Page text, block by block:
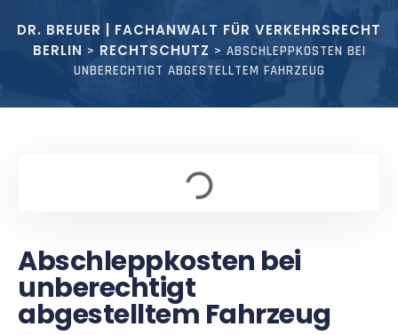
DR. BREUER | FACHANWALT FÜR VERKEHRSRECHT
BERLIN > RECHTSCHUTZ > ABSCHLEPPKOSTEN BEI
UNBERECHTIGT ABGESTELLTEM FAHRZEUG
Abschleppkosten bei
unberechtigt
abgestelltem Fahrzeug